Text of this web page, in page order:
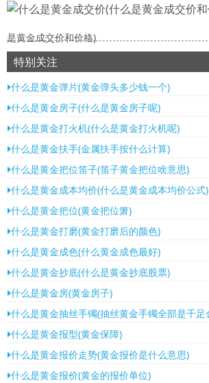
是黄金成交价和价格)
特别关注
什么是黄金弹片(黄金弹头多少钱一个)
什么是黄金房子(什么是黄金房子呢)
什么是黄金打火机(什么是黄金打火机呢)
什么是黄金扶手(金属扶手按什么计算)
什么是黄金把位笛子(笛子黄金把位啥意思)
什么是黄金成本均价(什么是黄金成本均价公式)
什么是黄金把位(黄金把位箫)
什么是黄金打磨(黄金打磨后的颜色)
什么是黄金成色(什么黄金成色最好)
什么是黄金抄底(什么是黄金抄底股票)
什么是黄金房(黄金房子)
什么是黄金抽丝手镯(抽丝黄金手镯全部是千足
什么是黄金报型(黄金保障)
什么是黄金报价走势(黄金报价是什么意思)
什么是黄金报价(黄金的报价单位)